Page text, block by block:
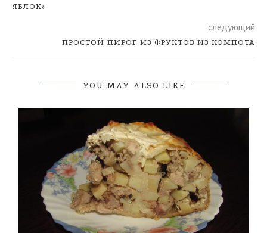
ЯБЛОК»
следующий
ПРОСТОЙ ПИРОГ ИЗ ФРУКТОВ ИЗ КОМПОТА
YOU MAY ALSO LIKE